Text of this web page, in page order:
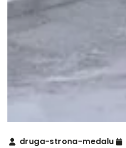
druga-strona-medalu